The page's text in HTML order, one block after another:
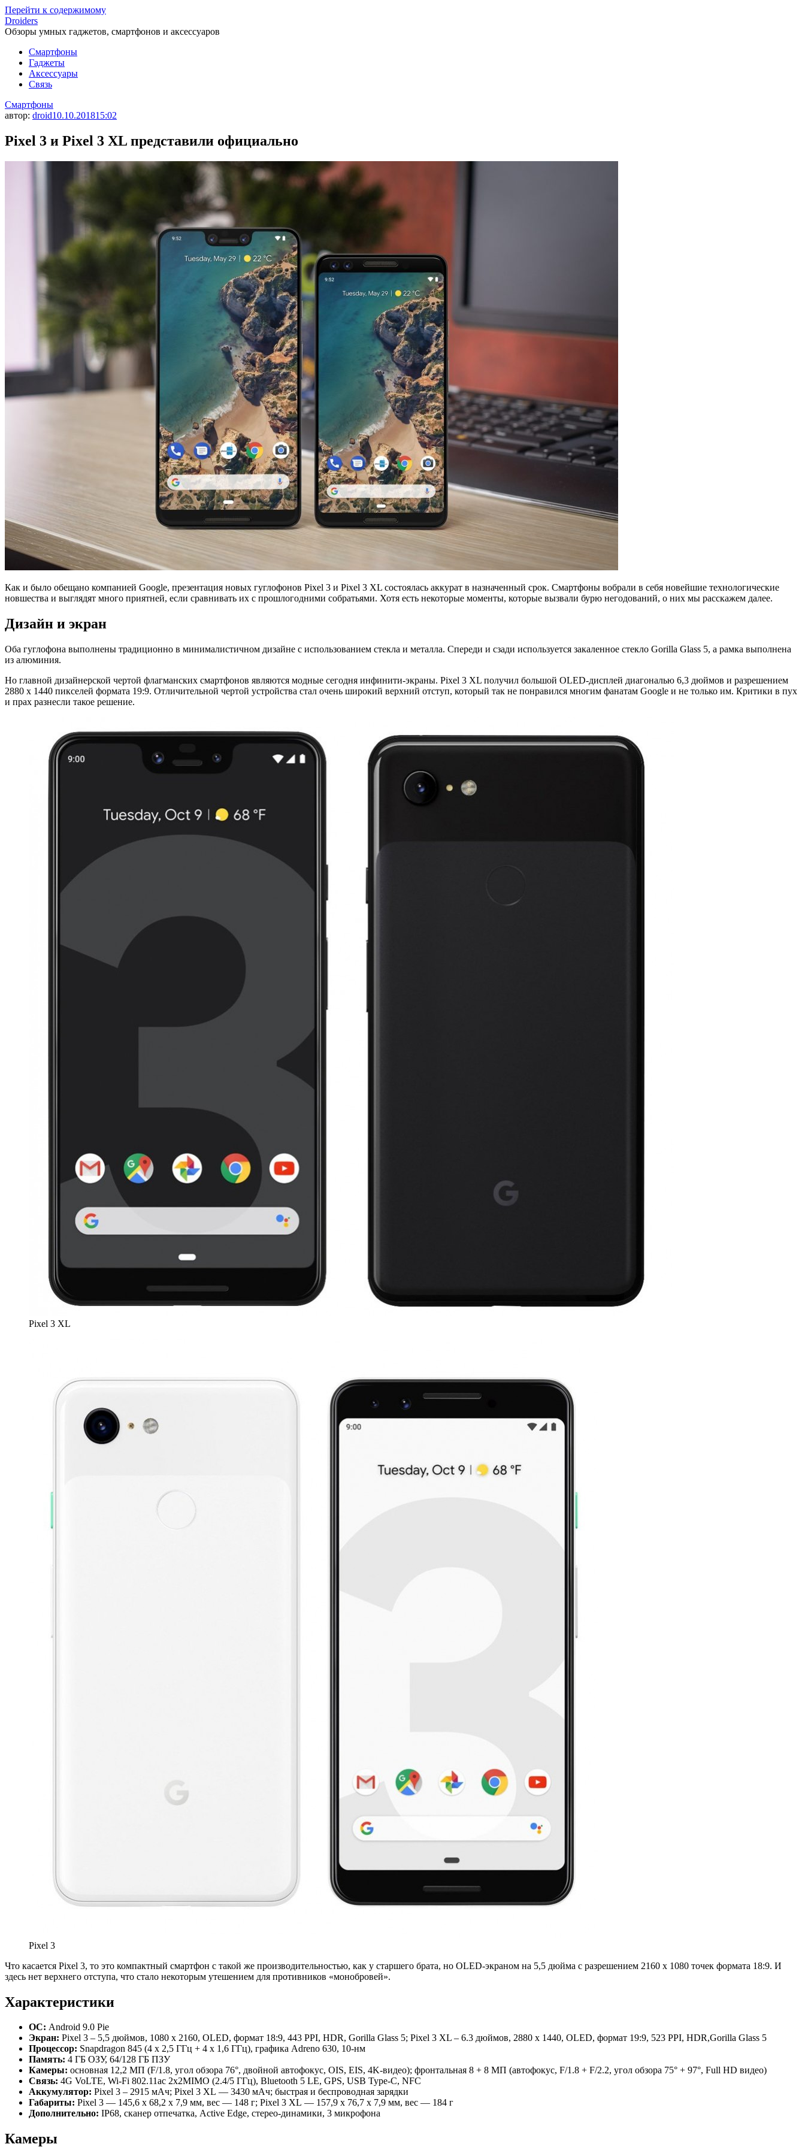
Перейти к содержимому
Droiders
Обзоры умных гаджетов, смартфонов и аксессуаров
Смартфоны
Гаджеты
Аксессуары
Связь
Смартфоны
автор: droid10.10.201815:02
Pixel 3 и Pixel 3 XL представили официально
Как и было обещано компанией Google, презентация новых гуглофонов Pixel 3 и Pixel 3 XL состоялась аккурат в назначенный срок. Смартфоны вобрали в себя новейшие технологические
новшества и выглядят много приятней, если сравнивать их с прошлогодними собратьями. Хотя есть некоторые моменты, которые вызвали бурю негодований, о них мы расскажем далее.
Дизайн и экран
Оба гуглофона выполнены традиционно в минималистичном дизайне с использованием стекла и металла. Спереди и сзади используется закаленное стекло Gorilla Glass 5, а рамка выполнена
из алюминия.
Но главной дизайнерской чертой флагманских смартфонов являются модные сегодня инфинити-экраны. Pixel 3 XL получил большой OLED-дисплей диагональю 6,3 дюймов и разрешением
2880 x 1440 пикселей формата 19:9. Отличительной чертой устройства стал очень широкий верхний отступ, который так не понравился многим фанатам Google и не только им. Критики в пух
и прах разнесли такое решение.
Pixel 3 XL
Pixel 3
Что касается Pixel 3, то это компактный смартфон с такой же производительностью, как у старшего брата, но OLED-экраном на 5,5 дюйма с разрешением 2160 х 1080 точек формата 18:9. И
здесь нет верхнего отступа, что стало некоторым утешением для противников «монобровей».
Характеристики
ОС: Android 9.0 Pie
Экран: Pixel 3 – 5,5 дюймов, 1080 x 2160, OLED, формат 18:9, 443 PPI, HDR, Gorilla Glass 5; Pixel 3 XL – 6.3 дюймов, 2880 x 1440, OLED, формат 19:9, 523 PPI, HDR,Gorilla Glass 5
Процессор: Snapdragon 845 (4 х 2,5 ГГц + 4 х 1,6 ГГц), графика Adreno 630, 10-нм
Память: 4 ГБ ОЗУ, 64/128 ГБ ПЗУ
Камеры: основная 12,2 МП (F/1.8, угол обзора 76°, двойной автофокус, OIS, EIS, 4K-видео); фронтальная 8 + 8 МП (автофокус, F/1.8 + F/2.2, угол обзора 75° + 97°, Full HD видео)
Связь: 4G VoLTE, Wi-Fi 802.11ac 2x2MIMO (2.4/5 ГГц), Bluetooth 5 LE, GPS, USB Type-C, NFC
Аккумулятор: Pixel 3 – 2915 мАч; Pixel 3 XL — 3430 мАч; быстрая и беспроводная зарядки
Габариты: Pixel 3 — 145,6 x 68,2 x 7,9 мм, вес — 148 г; Pixel 3 XL — 157,9 x 76,7 x 7,9 мм, вес — 184 г
Дополнительно: IP68, сканер отпечатка, Active Edge, стерео-динамики, 3 микрофона
Камеры